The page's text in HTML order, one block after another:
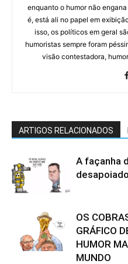
enquanto o humor não
é, está ali no papel em
isso, os políticos em geral
humoristas sempre foram
visão contestadora,
ARTIGOS RELACIONADOS
A façanha
OS
GRÁFICO
HUMOR
MUNDO